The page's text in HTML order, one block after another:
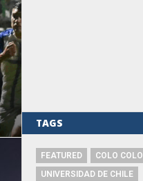
TAGS
FEATURED
COLO COLO
UNIVERSIDAD DE CHILE